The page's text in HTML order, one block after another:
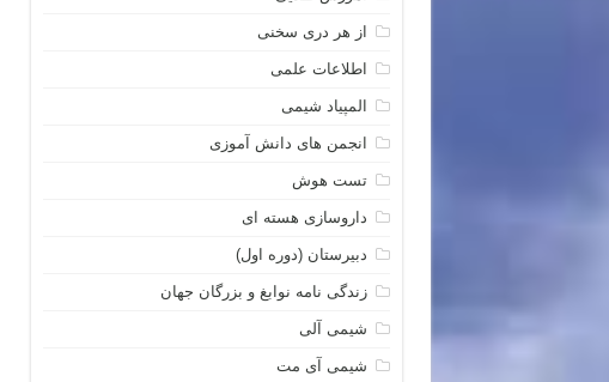
از هر دری سخنی
اطلاعات علمی
المپیاد شیمی
انجمن های دانش آموزی
تست هوش
داروسازی هسته ای
دبیرستان (دوره اول)
زندگی نامه نوابغ و بزرگان جهان
شیمی آلی
شیمی آی مت